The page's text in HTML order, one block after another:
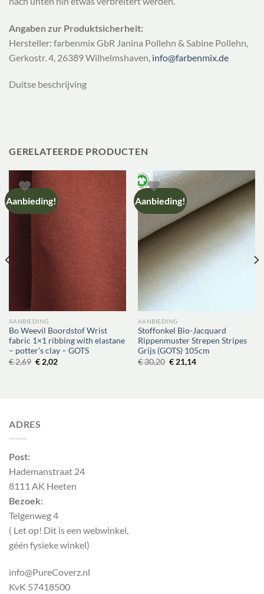
Angaben zur Produktsicherheit:
Hersteller: farbenmix GbR Janina Pollehn & Sabine Pollehn,
Gerkostr. 4, 26389 Wilhelmshaven, info@farbenmix.de
Duitse beschrijving
GERELATEERDE PRODUCTEN
Aanbieding!
AANBIEDING
Bo Weevil Boordstof Wrist
fabric 1×1 ribbing with elastane
– potter’s clay – GOTS
€2,69 Oorspronkelijke
prijs
€2,02Huidige
Aanbieding!
AANBIEDING
Stoffonkel Bio-Jacquard
Rippenmuster Strepen Stripes
Grijs (GOTS) 105cm
€30,20 Oorspronkelijke
€21,14Huidige
ADRES
Post:
Hademanstraat 24
8111 AK Heeten
Bezoek:
Telgenweg 4
( Let op! Dit is een webwinkel,
géén fysieke winkel)
info@PureCoverz.nl
KvK 57418500